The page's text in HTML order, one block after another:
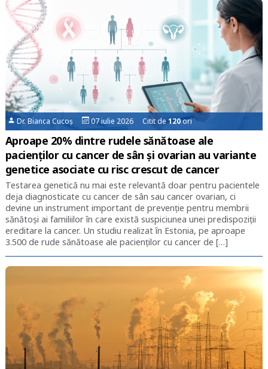
Dr. Bianca Cucoș 07 iulie 2026 Citit de120ori
Aproape 20% dintre rudele sănătoase ale
pacienților cu cancer de sân și ovarian au variante
genetice asociate cu risc crescut de cancer
Testarea genetică nu mai este relevantă doar pentru pacientele
deja diagnosticate cu cancer de sân sau cancer ovarian, ci
devine un instrument important de prevenție pentru membrii
sănătoși ai familiilor în care există suspiciunea unei predispoziții
ereditare la cancer. Un studiu realizat în Estonia, pe aproape
3.500 de rude sănătoase ale pacienților cu cancer de […]